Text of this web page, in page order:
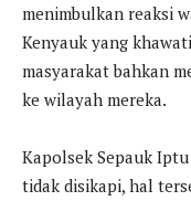
menimbulkan reaksi
Kenyauk yang
masyarakat bahkan
ke wilayah mereka.
Kapolsek Sepauk
tidak disikapi, hal